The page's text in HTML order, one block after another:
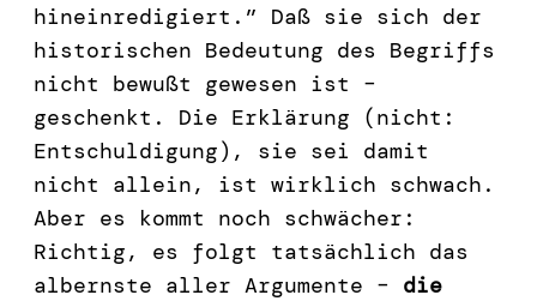
hineinredigiert.” Daß sie sich der
historischen Bedeutung des Begriffs
nicht bewußt gewesen ist –
geschenkt. Die Erklärung (nicht:
Entschuldigung), sie sei damit
nicht allein, ist wirklich schwach.
Aber es kommt noch schwächer:
Richtig, es folgt tatsächlich das
albernste aller Argumente – die